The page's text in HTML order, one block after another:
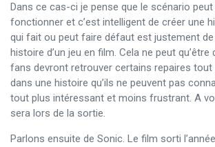
Dans ce cas-ci je pense que le scénario
fonctionner et c’est intelligent de créer une
qui fait ou peut faire défaut est justement de
histoire d’un jeu en film. Cela ne peut qu’être
fans devront retrouver certains repaires tout
dans une histoire qu’ils ne peuvent pas
tout plus intéressant et moins frustrant. A
sera lors de la sortie.
Parlons ensuite de Sonic. Le film sorti